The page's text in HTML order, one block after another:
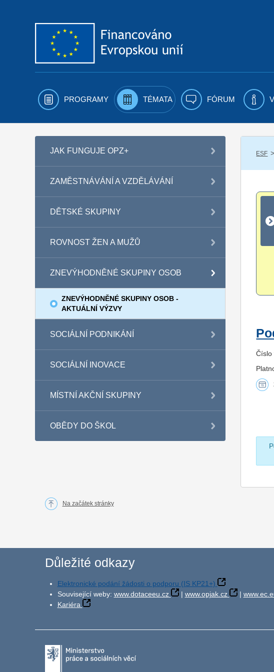
PROGRAMY TÉMATA FÓRUM
JAK FUNGUJE OPZ+
ZAMĚSTNÁVÁNÍ A VZDĚLÁVÁNÍ
DĚTSKÉ SKUPINY
ROVNOST ŽEN A MUŽŮ
ZNEVÝHODNĚNÉ SKUPINY OSOB
ZNEVÝHODNĚNÉ SKUPINY OSOB -
AKTUÁLNÍ VÝZVY
SOCIÁLNÍ PODNIKÁNÍ
SOCIÁLNÍ INOVACE
MÍSTNÍ AKČNÍ SKUPINY
OBĚDY DO ŠKOL
ESF /
Číslo
Na začátek stránky
Důležité odkazy
Elektronické podání žádosti o podporu (IS KP21+)
Související weby: www.dotaceeu.cz | www.opjak.cz |
Kariéra